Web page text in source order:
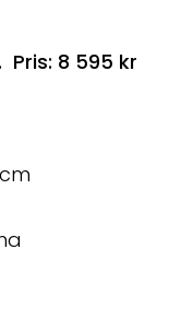
Pris: 8 595 kr